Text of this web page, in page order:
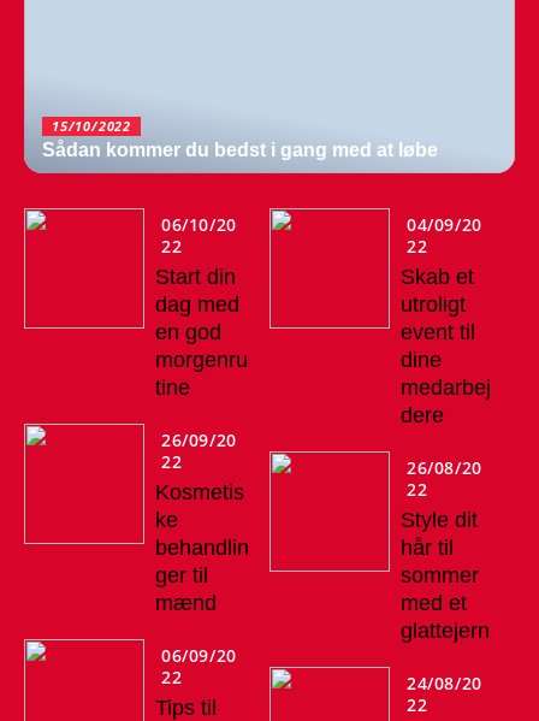
15/10/2022
Sådan kommer du bedst i gang med at løbe
06/10/20
22
Start din
dag med
en god
morgenru
tine
26/09/20
22
Kosmetis
ke
behandlin
ger til
mænd
06/09/20
22
Tips til
04/09/20
22
Skab et
utroligt
event til
dine
medarbej
dere
26/08/20
22
Style dit
hår til
sommer
med et
glattejern
24/08/20
22